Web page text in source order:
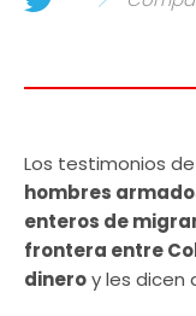
Los testimonios
hombres
enteros de
frontera entre
dineroy les dicen